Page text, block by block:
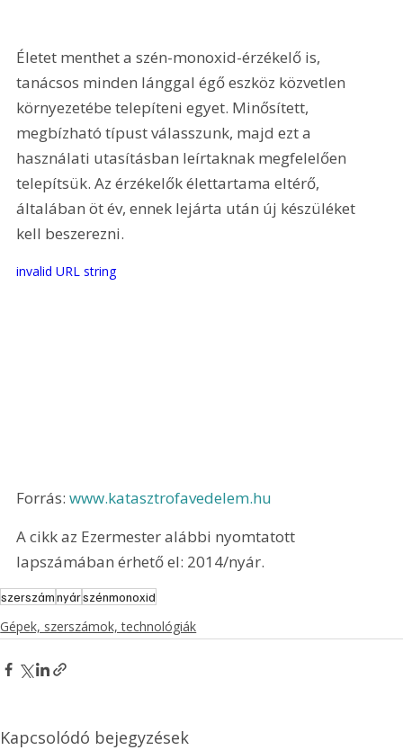
Életet menthet a szén-monoxid-érzékelő is,
tanácsos minden lánggal égő eszköz közvetlen
környezetébe telepíteni egyet. Minősített,
megbízható típust válasszunk, majd ezt a
használati utasításban leírtaknak megfelelően
telepítsük. Az érzékelők élettartama eltérő,
általában öt év, ennek lejárta után új készüléket
kell beszerezni.
invalid URL string
Forrás: www.katasztrofavedelem.hu
A cikk az Ezermester alábbi nyomtatott
lapszámában érhető el: 2014/nyár.
szerszámnyárszénmonoxid
Gépek, szerszámok, technológiák
Kapcsolódó bejegyzések